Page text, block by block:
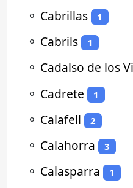
⚬ Cabrillas 1
⚬ Cabrils 1
⚬ Cadalso de los
⚬ Cadrete 1
⚬ Calafell 2
⚬ Calahorra 3
⚬ Calasparra 1